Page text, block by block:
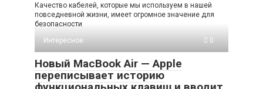
Качество кабелей, которые мы используем в нашей
повседневной жизни, имеет огромное значение для
безопасности
Интересное
0
Новый MacBook Air — Apple
переписывает историю